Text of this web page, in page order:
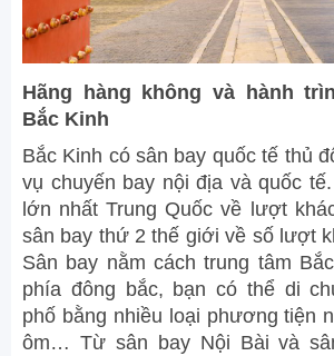
Hãng hàng không và hành
Bắc Kinh
Bắc Kinh có sân bay quốc tế thủ
vụ chuyến bay nội địa và quốc
lớn nhất Trung Quốc về lượt
sân bay thứ 2 thế giới về số lượt
Sân bay nằm cách trung tâm
phía đông bắc, bạn có thể di
phố bằng nhiều loại phương tiện
ôm… Từ sân bay Nội Bài và